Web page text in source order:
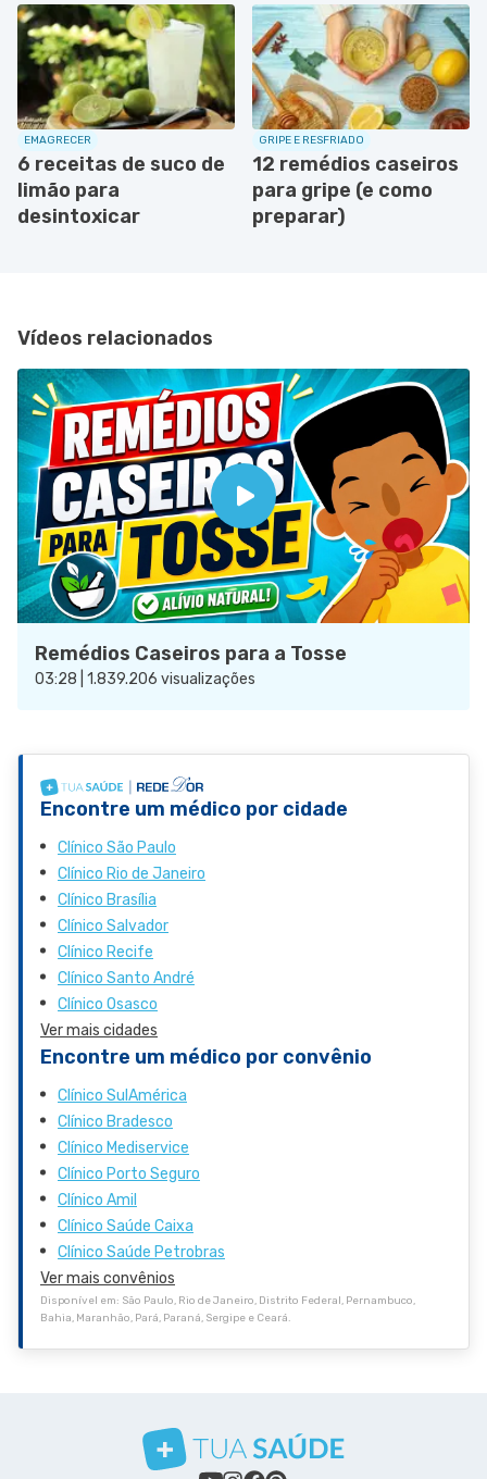
EMAGRECER
6 receitas de suco de
limão para
desintoxicar
GRIPE E RESFRIADO
12 remédios caseiros
para gripe (e como
preparar)
Vídeos relacionados
Remédios Caseiros para a Tosse
03:28 | 1.839.206 visualizações
Encontre um médico por cidade
Clínico São Paulo
Clínico Rio de Janeiro
Clínico Brasília
Clínico Salvador
Clínico Recife
Clínico Santo André
Clínico Osasco
Ver mais cidades
Encontre um médico por convênio
Clínico SulAmérica
Clínico Bradesco
Clínico Mediservice
Clínico Porto Seguro
Clínico Amil
Clínico Saúde Caixa
Clínico Saúde Petrobras
Ver mais convênios
Disponível em: São Paulo, Rio de Janeiro, Distrito Federal, Pernambuco,
Bahia, Maranhão, Pará, Paraná, Sergipe e Ceará.